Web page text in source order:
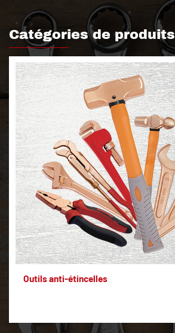
Catégories de produits
Outils anti-étincelles